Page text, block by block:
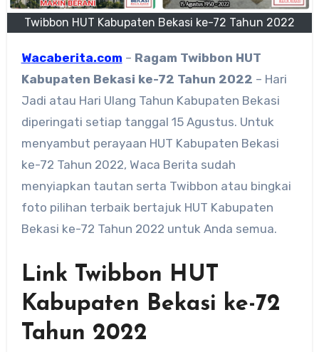
Twibbon HUT Kabupaten Bekasi ke-72 Tahun 2022
Wacaberita.com – Ragam Twibbon HUT
Kabupaten Bekasi ke-72 Tahun 2022 – Hari
Jadi atau Hari Ulang Tahun Kabupaten Bekasi
diperingati setiap tanggal 15 Agustus. Untuk
menyambut perayaan HUT Kabupaten Bekasi
ke-72 Tahun 2022, Waca Berita sudah
menyiapkan tautan serta Twibbon atau bingkai
foto pilihan terbaik bertajuk HUT Kabupaten
Bekasi ke-72 Tahun 2022 untuk Anda semua.
Link Twibbon HUT
Kabupaten Bekasi ke-72
Tahun 2022